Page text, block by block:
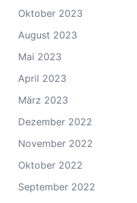
Oktober 2023
August 2023
Mai 2023
April 2023
März 2023
Dezember 2022
November 2022
Oktober 2022
September 2022